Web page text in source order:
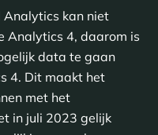
kan niet
Analytics 4, daarom is
data te gaan
4. Dit maakt het
met het
in juli 2023 gelijk